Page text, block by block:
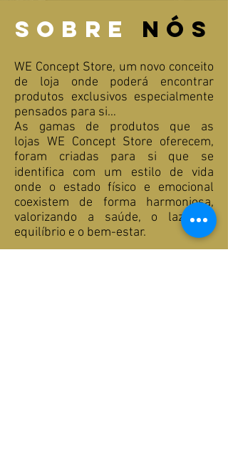
sobre nós
WE Concept Store, um novo conceito
de loja onde poderá encontrar
produtos exclusivos especialmente
pensados para si…
As gamas de produtos que as
lojas WE Concept Store oferecem,
foram criadas para si que se
identiﬁca com um estilo de vida
onde o estado físico e emocional
coexistem de forma harmoniosa,
valorizando a saúde, o lazer, o
equilíbrio e o bem-estar.